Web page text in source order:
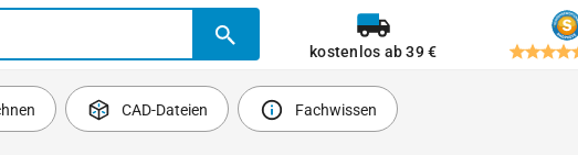
kostenlos ab 39 €
CAD-Dateien Fachwissen